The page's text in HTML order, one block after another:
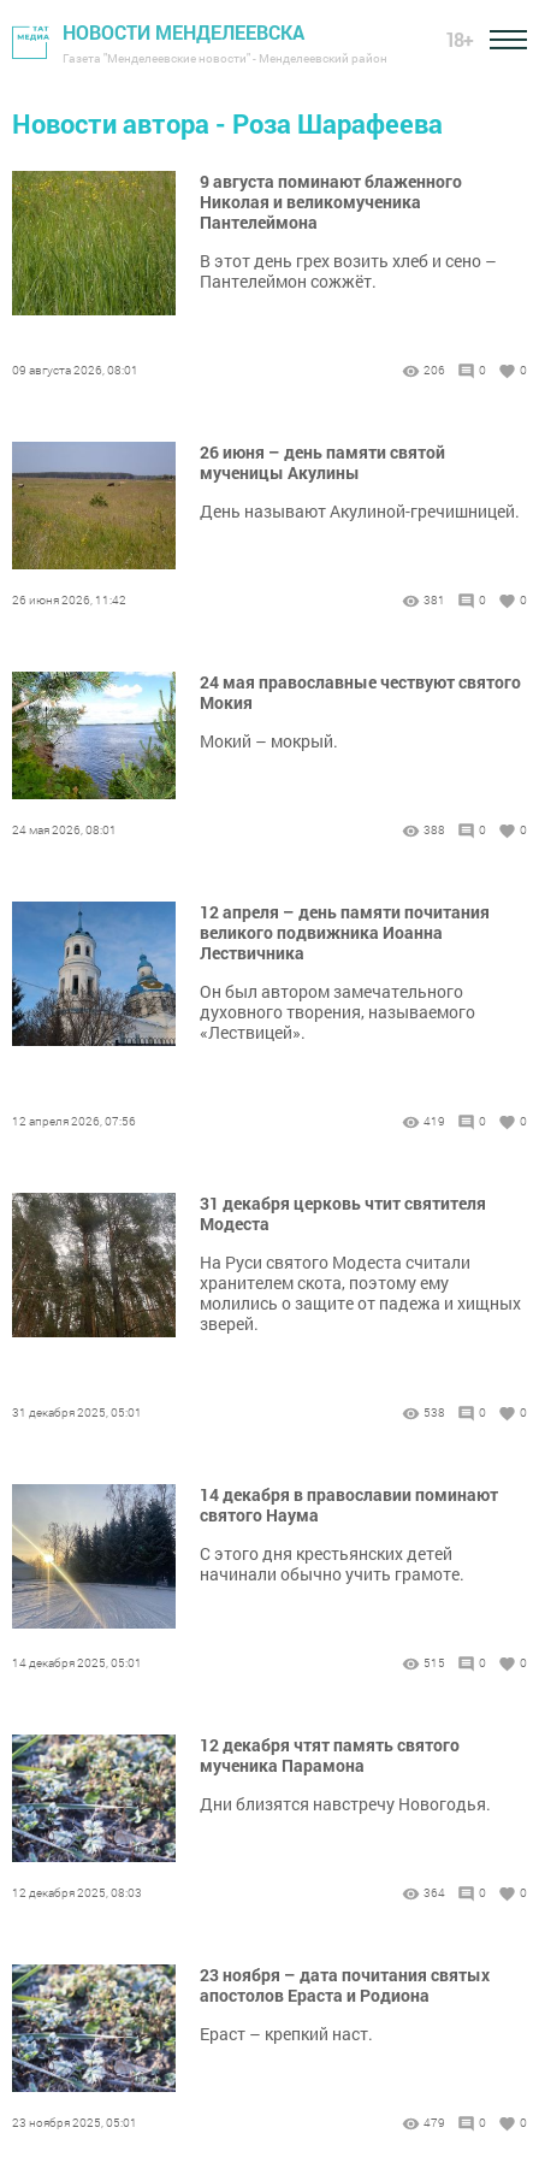
НОВОСТИ МЕНДЕЛЕЕВСКА
Газета "Менделеевские новости" - Менделеевский район
18+
Новости автора - Роза Шарафеева
9 августа поминают блаженного
Николая и великомученика
Пантелеймона
В этот день грех возить хлеб и сено –
Пантелеймон сожжёт.
09 августа 2026, 08:01 206 0 0
26 июня – день памяти святой
мученицы Акулины
День называют Акулиной-гречишницей.
26 июня 2026, 11:42 381 0 0
24 мая православные чествуют святого
Мокия
Мокий – мокрый.
24 мая 2026, 08:01 388 0 0
12 апреля – день памяти почитания
великого подвижника Иоанна
Лествичника
Он был автором замечательного
духовного творения, называемого
«Лествицей».
12 апреля 2026, 07:56 419 0 0
31 декабря церковь чтит святителя
Модеста
На Руси святого Модеста считали
хранителем скота, поэтому ему
молились о защите от падежа и хищных
зверей.
31 декабря 2025, 05:01 538 0 0
14 декабря в православии поминают
святого Наума
С этого дня крестьянских детей
начинали обычно учить грамоте.
14 декабря 2025, 05:01 515 0 0
12 декабря чтят память святого
мученика Парамона
Дни близятся навстречу Новогодья.
12 декабря 2025, 08:03 364 0 0
23 ноября – дата почитания святых
апостолов Ераста и Родиона
Ераст – крепкий наст.
23 ноября 2025, 05:01 479 0 0